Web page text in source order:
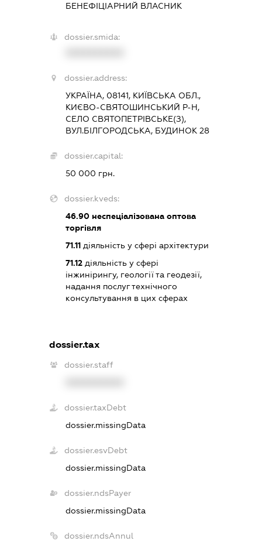
БЕНЕФІЦІАРНИЙ ВЛАСНИК
dossier.smida:
dossier.address:
УКРАЇНА, 08141, КИЇВСЬКА ОБЛ.,
КИЄВО-СВЯТОШИНСЬКИЙ Р-Н,
СЕЛО СВЯТОПЕТРІВСЬКЕ(З),
ВУЛ.БІЛГОРОДСЬКА, БУДИНОК 28
dossier.capital:
50 000 грн.
dossier.kveds:
46.90 неспеціалізована оптова
торгівля
71.11 діяльність у сфері архітектури
71.12 діяльність у сфері
інжинірингу, геології та геодезії,
надання послуг технічного
консультування в цих сферах
dossier.tax
dossier.staff
dossier.taxDebt
dossier.missingData
dossier.esvDebt
dossier.missingData
dossier.ndsPayer
dossier.missingData
dossier.ndsAnnul